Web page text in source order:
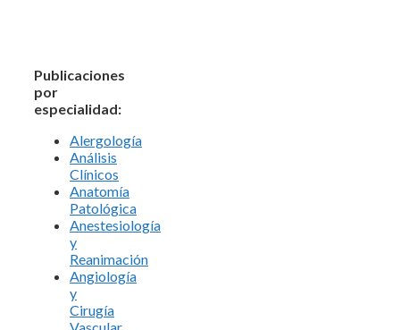
Publicaciones
por
especialidad:
Alergología
Análisis
Clínicos
Anatomía
Patológica
Anestesiología
y
Reanimación
Angiología
y
Cirugía